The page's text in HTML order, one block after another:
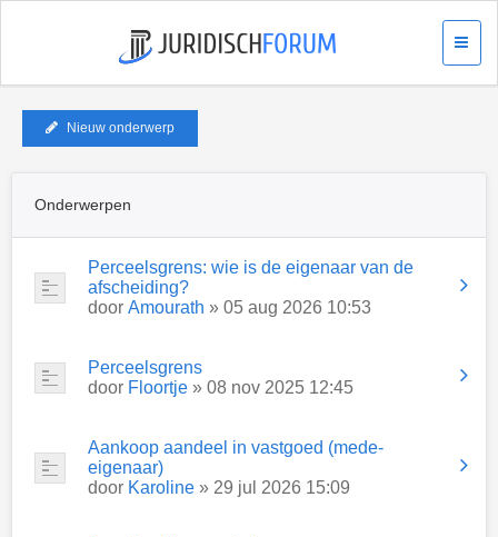
Nieuw onderwerp
Onderwerpen
Perceelsgrens: wie is de eigenaar van de
afscheiding?
door Amourath » 05 aug 2026 10:53
Perceelsgrens
door Floortje » 08 nov 2025 12:45
Aankoop aandeel in vastgoed (mede-
eigenaar)
door Karoline » 29 jul 2026 15:09